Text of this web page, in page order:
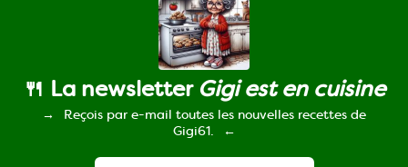
🍴 La newsletter Gigi est en cuisine
Reçois par e-mail toutes les nouvelles recettes de
Gigi61.